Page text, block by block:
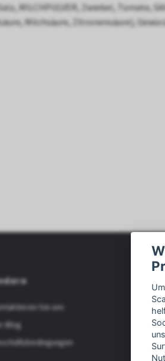
MILCHPULVER, Zwiebel, Tomate,
Milchsäure, Zitronensäure),
Sie uns
Blog